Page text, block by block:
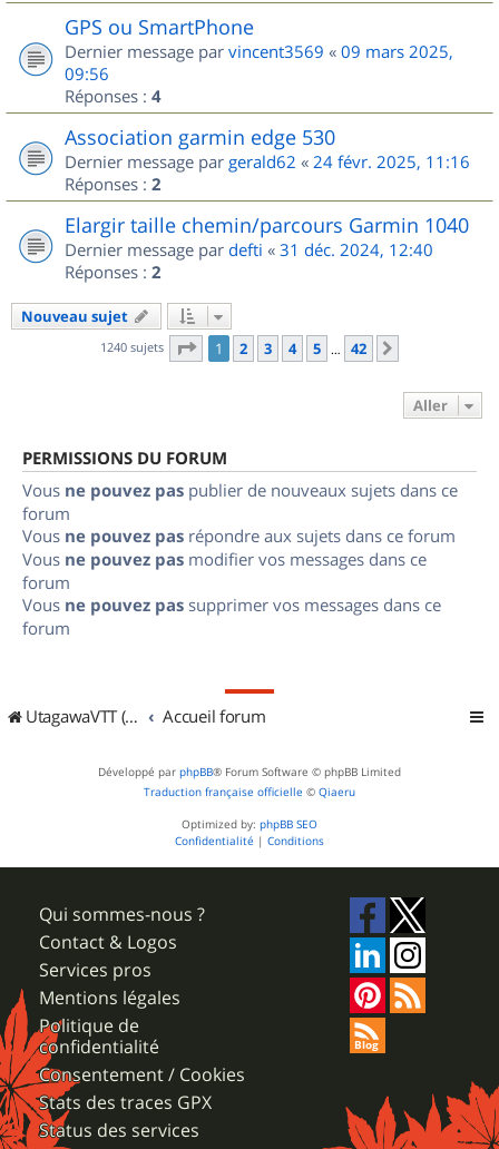
GPS ou SmartPhone
Dernier message par vincent3569 « 09 mars 2025,
09:56
Réponses : 4
Association garmin edge 530
Dernier message par gerald62 « 24 févr. 2025, 11:16
Réponses : 2
Elargir taille chemin/parcours Garmin 1040
Dernier message par defti « 31 déc. 2024, 12:40
Réponses : 2
Nouveau sujet
1240 sujets Page 1sur
1 2 3 4 5 … 42
Aller
PERMISSIONS DU FORUM
Vous ne pouvez pas publier de nouveaux sujets dans ce
forum
Vous ne pouvez pas répondre aux sujets dans ce forum
Vous ne pouvez pas modifier vos messages dans ce
forum
Vous ne pouvez pas supprimer vos messages dans ce
forum
UtagawaVTT (Randos VTT et VTTAE avec traces GPS) Accueil forum
Développé par phpBB® Forum Software © phpBB Limited
Traduction française officielle © Qiaeru
Optimized by: phpBB SEO
Confidentialité | Conditions
Qui sommes-nous ?
Contact & Logos
Services pros
Mentions légales
Politique de
confidentialité
Consentement / Cookies
Stats des traces GPX
Status des services